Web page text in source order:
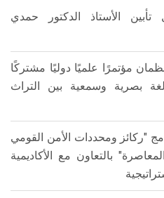
الأستاذ الدكتور حمدي
تنظمان مؤتمرًا علميًا دوليًا مشتركًا
لغة بصرية وسمعية بين التراث
"ركائز ومحددات الأمن القومي
بالتعاون مع الأكاديمية